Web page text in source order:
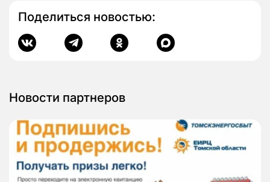
Поделиться новостью:
Новости партнеров